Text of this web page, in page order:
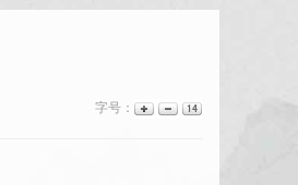
字号：